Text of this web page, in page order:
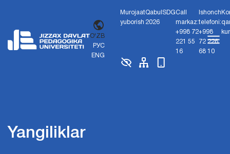
O'ZB
РУС
ENG
Murojaat
yuborish
Qabul
2026
SDGCall
markaz:
+998 72
221 55
16
Ishonch
telefoni:
+998
72 226
68 10
Yangiliklar